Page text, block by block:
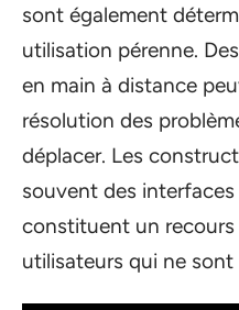
sont également
utilisation pérenne.
en main à distance
résolution des
déplacer. Les
souvent des interfaces
constituent un recours
utilisateurs qui ne